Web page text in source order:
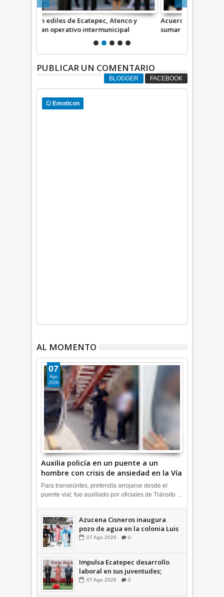
Acuerdan Ecatepec, Acolman y Atenco
sumar esfuerzos en seguridad
PUBLICAR UN COMENTARIO
BLOGGER FACEBOOK
Emoticon
AL MOMENTO
Auxilia policía en un puente a un
hombre con crisis de ansiedad en la Vía
Morelos | INFORMATIVA
07
Ago
2026
Para transeúntes, pretendía arrojarse desde el
puente vial; fue auxiliado por oficiales de Tránsito ...
Azucena Cisneros inaugura
pozo de agua en la colonia Luis
Donaldo Colosio +Video |
07 Ago 2026 0
Impulsa Ecatepec desarrollo
laboral en sus juventudes;
inauguran Feria de Empleo y
07 Ago 2026 0